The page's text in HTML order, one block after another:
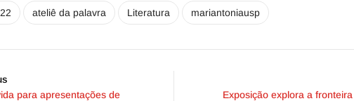
ateliê da palavra Literatura mariantoniausp
para apresentações de
Exposição explora a